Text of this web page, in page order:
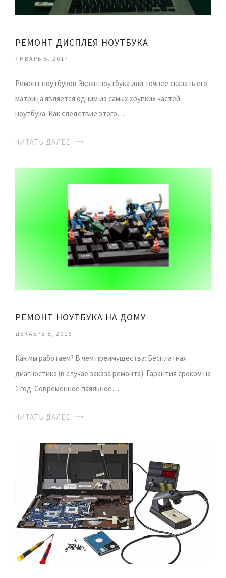
РЕМОНТ ДИСПЛЕЯ НОУТБУКА
ЯНВАРЬ 5, 2017
Ремонт ноутбуков Экран ноутбука или точнее сказать его
матрица является одним из самых хрупких частей
ноутбука. Как следствие этого…
ЧИТАТЬ ДАЛЕЕ
РЕМОНТ НОУТБУКА НА ДОМУ
ДЕКАБРЬ 8, 2016
Как мы работаем? В чем преимущества: Бесплатная
диагностика (в случае заказа ремонта). Гарантия сроком на
1 год. Современное паяльное…
ЧИТАТЬ ДАЛЕЕ